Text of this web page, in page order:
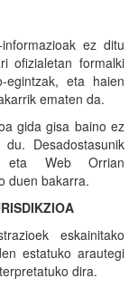
ez ditu
ofizialetan formalki
egintzak, eta haien
ematen da.
gida gisa baino ez
Desadostasunik
eta Web Orrian
duen bakarra.
eskainitako
estatuko arautegi
dira.